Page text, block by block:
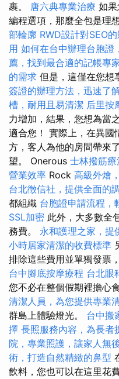
裹。 唐六典專業治療 如
編程選項，那麼全包是理
部輪廓 RWD設計對SEO
用 如何在台中辦理台胞證
薦，找到最合適的記帳專
的需求 但是，這僅在您想
簽證的辦理方法，迅速了
槽，耐用且易清潔 后里按
力增加，結果，您想為當
適合您！ 實際上，在異國
方，客人為他的房間帶來
望。 Onerous 士林撥筋療
營業效率 Rock 高級外燴
台北徵信社，提供全面的
都組織 台胞證申請流程，
SSL加密 此外，大多數全
務費。 永和護理之家，提
小時居家清潔的收費標準
排除這些費用並單獨發票
台中腳底按摩療程 台北眼
您不必在整個假期裡擔心
清潔人員，為您提供專業
群島上體驗燈光。 台中搬
擇 長照服務內容，為長者
院，專業照護，讓家人無
術，打造自然精緻的鼻型
飲料，您也可以在這里花